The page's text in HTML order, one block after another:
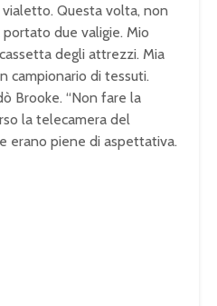
Questa volta, non
due valigie. Mio
degli attrezzi. Mia
campionario di tessuti.
Brooke. “Non fare la
la telecamera del
erano piene di aspettativa.